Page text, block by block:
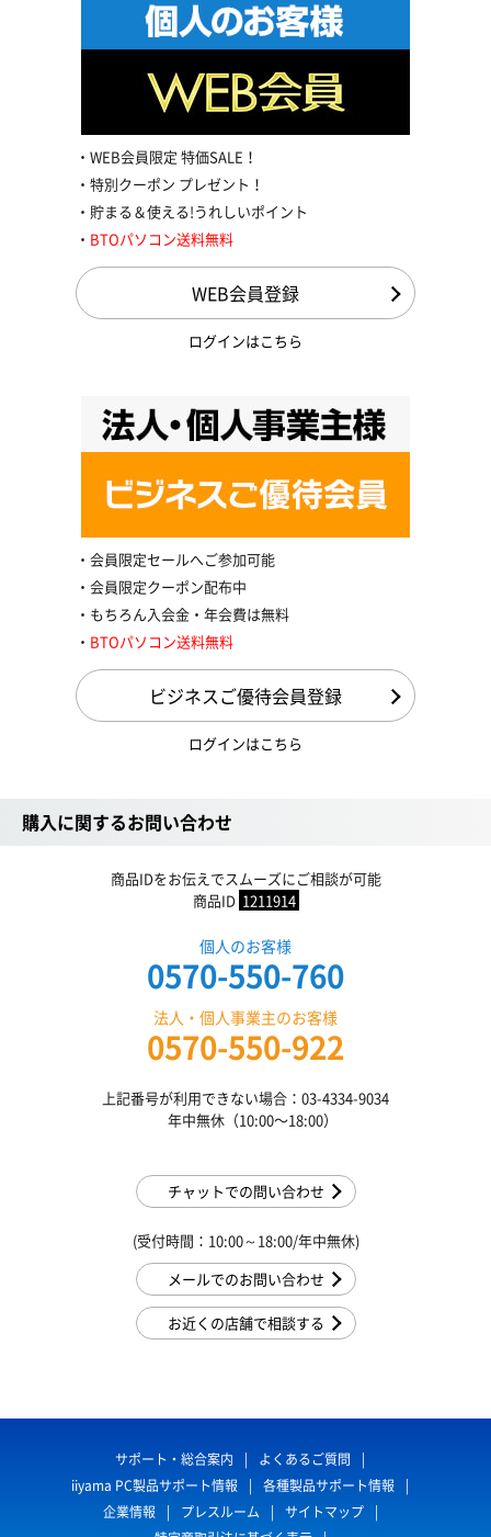
WEB会員限定 特価SALE！
特別クーポン プレゼント！
貯まる＆使える!うれしいポイント
BTOパソコン送料無料
WEB会員登録
ログインはこちら
会員限定セールへご参加可能
会員限定クーポン配布中
もちろん入会金・年会費は無料
BTOパソコン送料無料
ビジネスご優待会員登録
ログインはこちら
購入に関するお問い合わせ
商品IDをお伝えでスムーズにご相談が可能
商品ID 1211914
個人のお客様
0570-550-760
法人・個人事業主のお客様
0570-550-922
上記番号が利用できない場合：03-4334-9034
年中無休（10:00〜18:00）
チャットでの問い合わせ
(受付時間：10:00～18:00/年中無休)
メールでのお問い合わせ
お近くの店舗で相談する
サポート・総合案内
よくあるご質問
iiyama PC製品サポート情報
各種製品サポート情報
企業情報
プレスルーム
サイトマップ